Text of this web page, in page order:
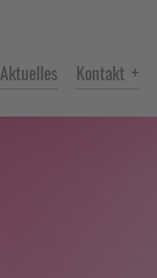
Aktuelles Kontakt +